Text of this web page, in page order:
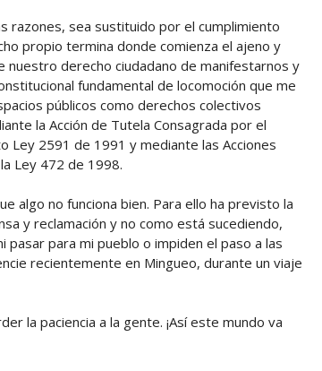
razones, sea sustituido por el cumplimiento
propio termina donde comienza el ajeno y
nuestro derecho ciudadano de manifestarnos y
fundamental de locomoción que me
públicos como derechos colectivos
la Acción de Tutela Consagrada por el
2591 de 1991 y mediante las Acciones
Ley 472 de 1998.
algo no funciona bien. Para ello ha previsto la
y reclamación y no como está sucediendo,
para mi pueblo o impiden el paso a las
recientemente en Mingueo, durante un viaje
la paciencia a la gente. ¡Así este mundo va